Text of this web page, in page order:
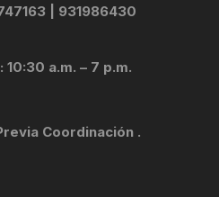
| 931986430
a.m. – 7 p.m.
Coordinación .